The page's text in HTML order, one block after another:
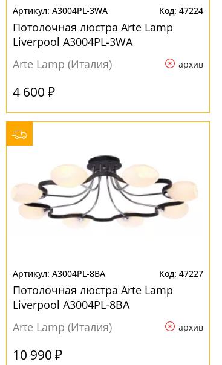
A3004PL-3WA 47224
Потолочная люстра Arte Lamp
Liverpool A3004PL-3WA
Arte Lamp (Италия)
архив
4 600 ₽
A3004PL-8BA 47227
Потолочная люстра Arte Lamp
Liverpool A3004PL-8BA
Arte Lamp (Италия)
архив
10 990 ₽